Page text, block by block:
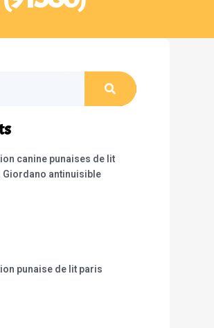
canine punaises de lit
Giordano antinuisible
punaise de lit paris